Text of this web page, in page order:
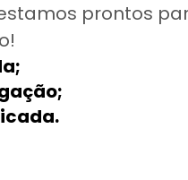
prontos